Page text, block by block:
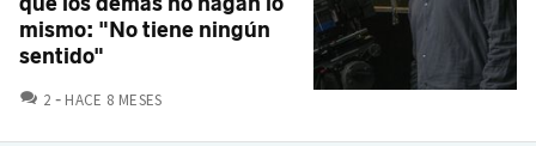
mismo: "No tiene ningún
sentido"
2 COMENTARIOS
HACE 8 MESES